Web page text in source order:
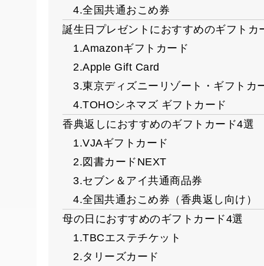
4.全国共通おこめ券
誕生日プレゼントにおすすめのギフトカ
1.Amazonギフトカード
2.Apple Gift Card
3.東京ディズニーリゾート・ギフトカ
4.TOHOシネマズ ギフトカード
香典返しにおすすめのギフトカード4選
1.VJAギフトカード
2.図書カードNEXT
3.セブン＆アイ共通商品券
4.全国共通おこめ券（香典返し向け）
母の日におすすめのギフトカード4選
1.TBCエステチケット
2.タリーズカード